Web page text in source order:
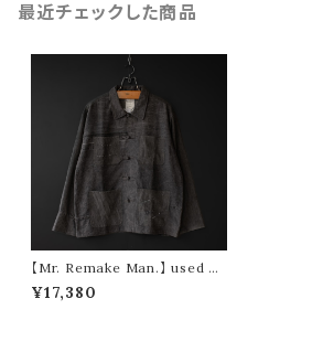
最近チェックした商品
【Mr. Remake Man.】 used da
mage denim china shirt (bl
ack size M)
¥17,380